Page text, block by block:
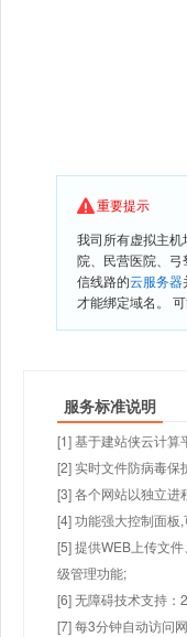
重要提示
我司所有虚拟主
院、民营医院、
信线路的云服务器
才能绑定域名。
服务标准说明
[1] 基于建站侠云计算
[2] 实时文件防病毒保
[3] 各个网站以独立进
[4] 功能强大控制面板
[5] 提供WEB上传文
级管理功能;
[6] 无障碍技术支持：
[7] 每3分钟自动访问